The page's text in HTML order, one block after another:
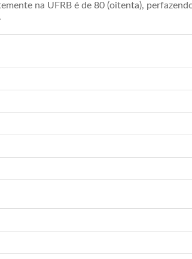
na UFRB é de 80 (oitenta),